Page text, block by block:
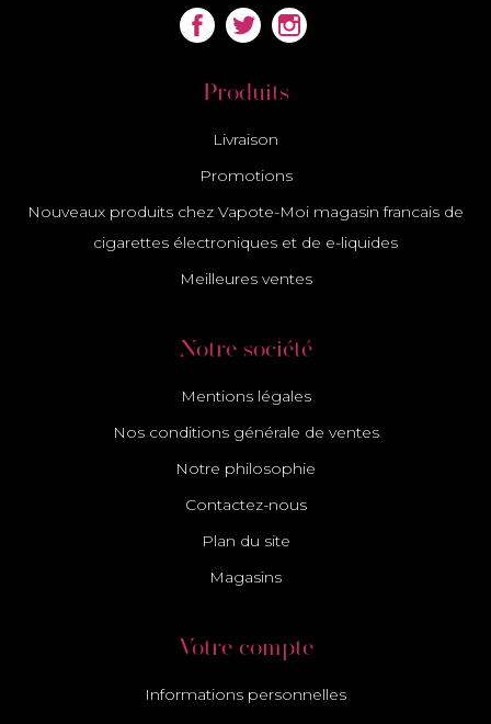
Facebook
TwitterInstagram
Produits
Livraison
Promotions
Nouveaux produits chez Vapote-Moi magasin francais de
cigarettes électroniques et de e-liquides
Meilleures ventes
Notre société
Mentions légales
Nos conditions générale de ventes
Notre philosophie
Contactez-nous
Plan du site
Magasins
Votre compte
Informations personnelles